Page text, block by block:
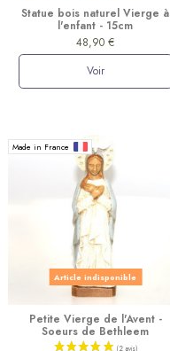
Statue bois naturel Vierge à
l'enfant - 15cm
48,90 €
Voir
Made in France
Article indisponible
Petite Vierge de l'Avent -
Soeurs de Bethleem